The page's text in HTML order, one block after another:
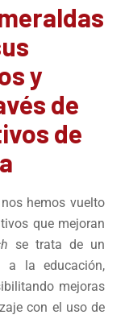
y
de
de
hemos vuelto
que mejoran
se trata de un
a la educación,
mejoras
con el uso de